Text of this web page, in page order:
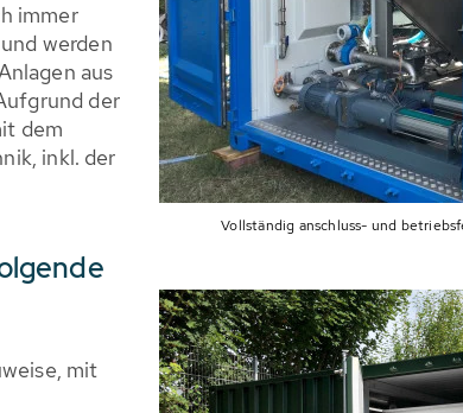
immer
werden
aus
der
dem
inkl. der
mit
Vollständig anschluss- und